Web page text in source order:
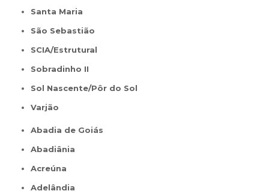
Santa Maria
São Sebastião
SCIA/Estrutural
Sobradinho II
Sol Nascente/Pôr do Sol
Varjão
Abadia de Goiás
Abadiânia
Acreúna
Adelândia